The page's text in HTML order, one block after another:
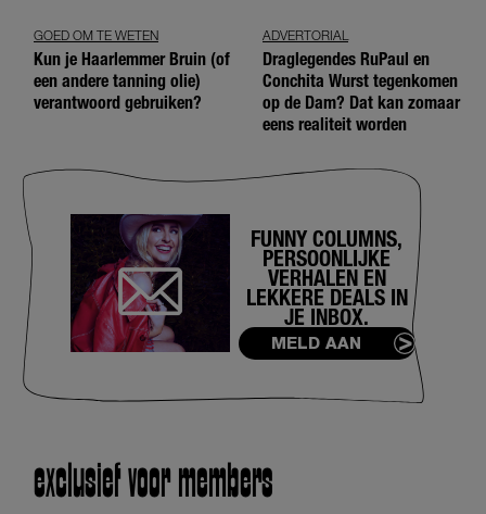
GOED OM TE WETEN
Kun je Haarlemmer Bruin (of
een andere tanning olie)
verantwoord gebruiken?
ADVERTORIAL
Draglegendes RuPaul en
Conchita Wurst tegenkomen
op de Dam? Dat kan zomaar
eens realiteit worden
FUNNY COLUMNS,
PERSOONLIJKE
VERHALEN EN
LEKKERE DEALS IN
JE INBOX.
MELD AAN
exclusief voor members